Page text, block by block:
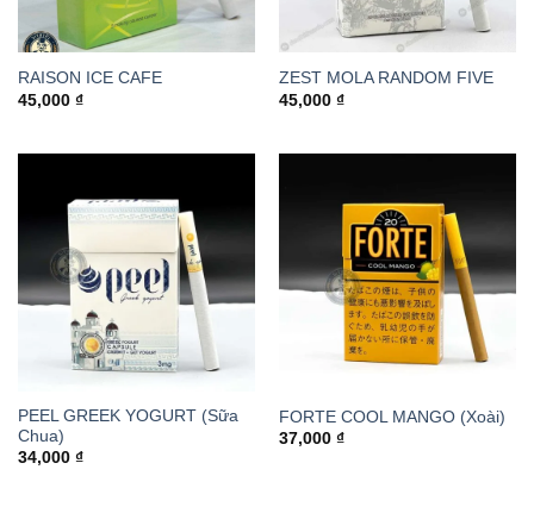
RAISON ICE CAFE
45,000 ₫
ZEST MOLA RANDOM FIVE
45,000 ₫
PEEL GREEK YOGURT (Sữa
Chua)
34,000 ₫
FORTE COOL MANGO (Xoài)
37,000 ₫